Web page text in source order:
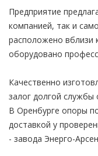
Предприятие
компанией, так и
расположено вблизи
оборудовано
Качественно
залог долгой службы
В Оренбурге опоры
доставкой у
- завода Энерго-